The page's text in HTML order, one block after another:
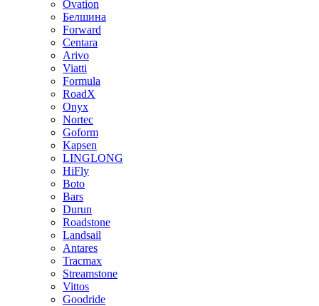
Ovation
Белшина
Forward
Centara
Arivo
Viatti
Formula
RoadX
Onyx
Nortec
Goform
Kapsen
LINGLONG
HiFly
Boto
Bars
Durun
Roadstone
Landsail
Antares
Tracmax
Streamstone
Vittos
Goodride